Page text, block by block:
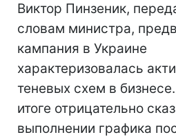
Виктор Пинзеник,
словам министра,
кампания в Украине
характеризовалась
теневых схем в
итоге отрицательно
выполнении графика